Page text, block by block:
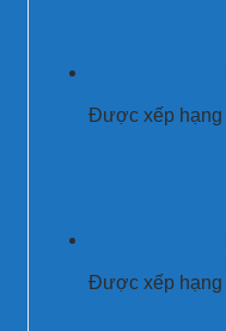
Được xếp hạng
Được xếp hạng